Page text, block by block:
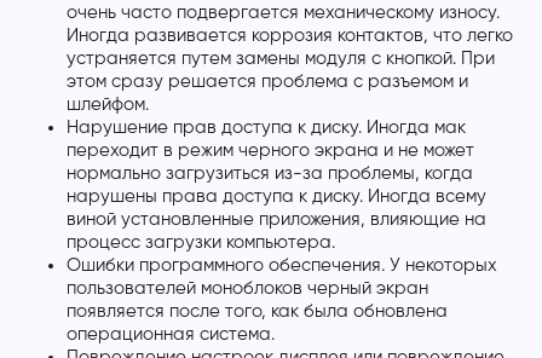
очень часто подвергается механическому износу.
Иногда развивается коррозия контактов, что легко
устраняется путем замены модуля с кнопкой. При
этом сразу решается проблема с разъемом и
шлейфом.
Нарушение прав доступа к диску. Иногда мак
переходит в режим черного экрана и не может
нормально загрузиться из-за проблемы, когда
нарушены права доступа к диску. Иногда всему
виной установленные приложения, влияющие на
процесс загрузки компьютера.
Ошибки программного обеспечения. У некоторых
пользователей моноблоков черный экран
появляется после того, как была обновлена
операционная система.